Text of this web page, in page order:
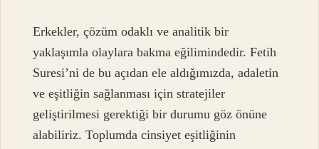
Erkekler, çözüm odaklı ve analitik bir
yaklaşımla olaylara bakma eğilimindedir. Fetih
Suresi’ni de bu açıdan ele aldığımızda, adaletin
ve eşitliğin sağlanması için stratejiler
geliştirilmesi gerektiği bir durumu göz önüne
alabiliriz. Toplumda cinsiyet eşitliğinin